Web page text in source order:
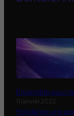
Ensemble pour
11 janvier 2022
Holidanse une